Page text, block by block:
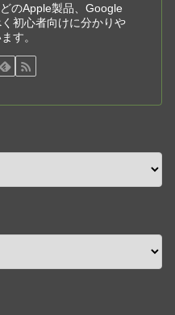
のApple製品、Google
初心者向けに分かりや
す。